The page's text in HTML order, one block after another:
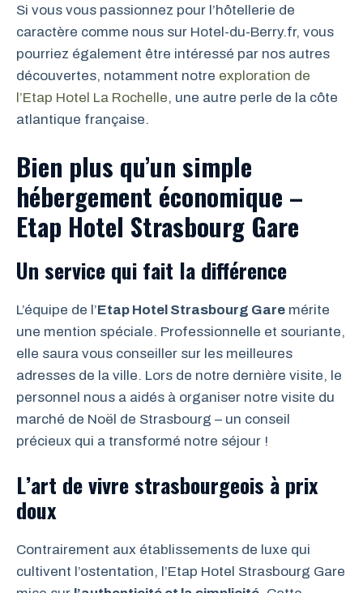
Si vous vous passionnez pour l’hôtellerie de
caractère comme nous sur Hotel-du-Berry.fr, vous
pourriez également être intéressé par nos autres
découvertes, notamment notre exploration de
l’Etap Hotel La Rochelle, une autre perle de la côte
atlantique française.
Bien plus qu’un simple
hébergement économique –
Etap Hotel Strasbourg Gare
Un service qui fait la différence
L’équipe de l’Etap Hotel Strasbourg Gare mérite
une mention spéciale. Professionnelle et souriante,
elle saura vous conseiller sur les meilleures
adresses de la ville. Lors de notre dernière visite, le
personnel nous a aidés à organiser notre visite du
marché de Noël de Strasbourg – un conseil
précieux qui a transformé notre séjour !
L’art de vivre strasbourgeois à prix
doux
Contrairement aux établissements de luxe qui
cultivent l’ostentation, l’Etap Hotel Strasbourg Gare